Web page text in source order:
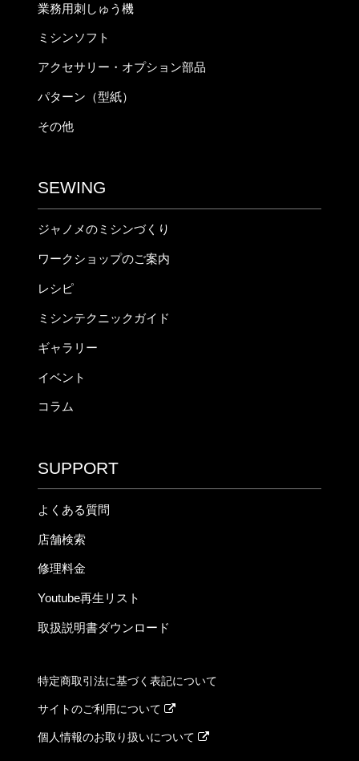
業務用刺しゅう機
ミシンソフト
アクセサリー・オプション部品
パターン（型紙）
その他
SEWING
ジャノメのミシンづくり
ワークショップのご案内
レシピ
ミシンテクニックガイド
ギャラリー
イベント
コラム
SUPPORT
よくある質問
店舗検索
修理料金
Youtube再生リスト
取扱説明書ダウンロード
特定商取引法に基づく表記について
サイトのご利用について
個人情報のお取り扱いについて